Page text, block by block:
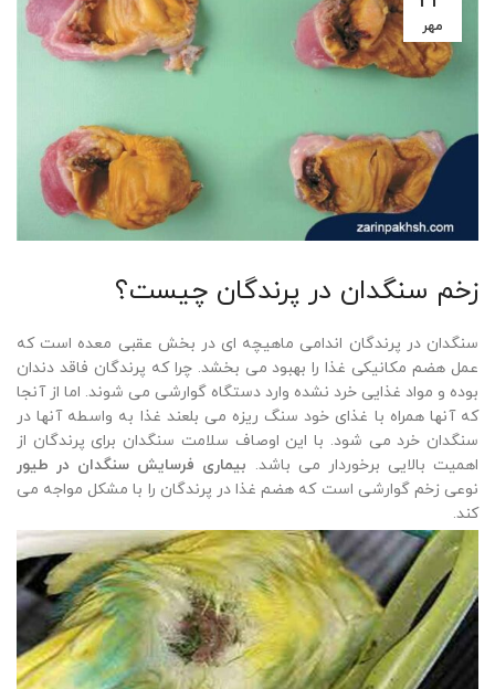
مهر
زخم سنگدان در پرندگان چیست؟
سنگدان در پرندگان اندامی ماهیچه ای در بخش عقبی معده است که
عمل هضم مکانیکی غذا را بهبود می بخشد. چرا که پرندگان فاقد دندان
بوده و مواد غذایی خرد نشده وارد دستگاه گوارشی می شوند. اما از آنجا
که آنها همراه با غذای خود سنگ ریزه می بلعند غذا به واسطه آنها در
سنگدان خرد می شود. با این اوصاف سلامت سنگدان برای پرندگان از
اهمیت بالایی برخوردار می باشد. بیماری فرسایش سنگدان در طیور
نوعی زخم گوارشی است که هضم غذا در پرندگان را با مشکل مواجه می
کند.